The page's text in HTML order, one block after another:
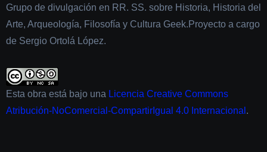
Grupo de divulgación en RR. SS. sobre Historia, Historia del
Arte, Arqueología, Filosofía y Cultura Geek.Proyecto a cargo
de Sergio Ortolá López.
Esta obra está bajo una Licencia Creative Commons
Atribución-NoComercial-CompartirIgual 4.0 Internacional .